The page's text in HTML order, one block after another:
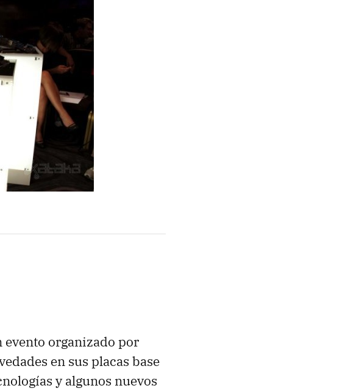
evento organizado por
en sus placas base
y algunos nuevos